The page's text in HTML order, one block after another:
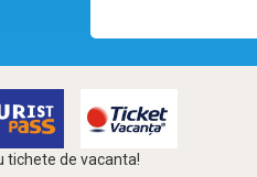
tichete de vacanta!